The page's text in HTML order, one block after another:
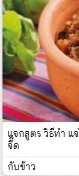
แจกสูตร วิธีทำ แ
จี๊ด
กับข้าว